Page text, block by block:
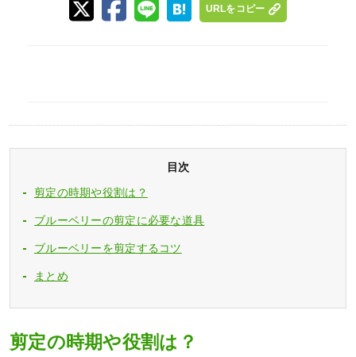
URLをコピー
目次
剪定の時期や役割は？
ブルーベリーの剪定に必要な道具
ブルーベリーを剪定するコツ
まとめ
剪定の時期や役割は？